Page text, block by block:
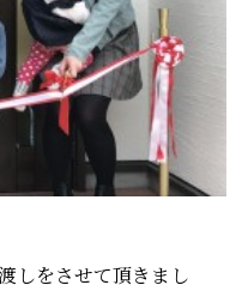
しをさせて頂きまし